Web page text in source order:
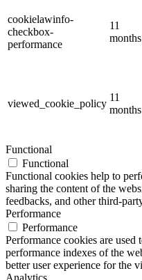
cookielawinfo-
checkbox-
performance
11
months
viewed_cookie_policy
11
months
Functional
Functional
Functional cookies help to
sharing the content of the
feedbacks, and other third-
Performance
Performance
Performance cookies are used
performance indexes of the
better user experience for the